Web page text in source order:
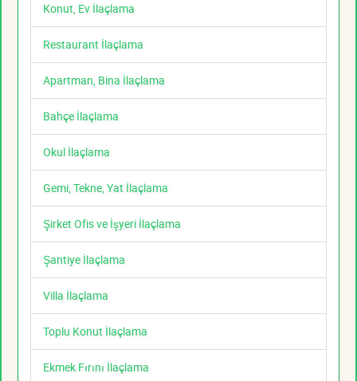
Konut, Ev İlaçlama
Restaurant İlaçlama
Apartman, Bina İlaçlama
Bahçe İlaçlama
Okul İlaçlama
Gemi, Tekne, Yat İlaçlama
Şirket Ofis ve İşyeri İlaçlama
Şantiye İlaçlama
Villa İlaçlama
Toplu Konut İlaçlama
Ekmek Fırını İlaçlama